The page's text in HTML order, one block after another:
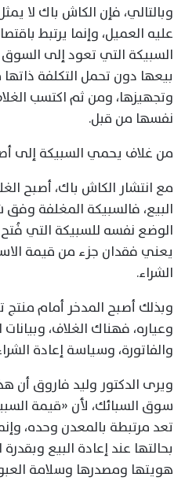
وبالتالي، فإن الكاش باك لا
عليه العميل، وإنما يرتبط
السبيكة التي تعود إلى السوق
بيعها دون تحمل التكلفة
وتجهيزها، ومن ثم اكتسب
نفسها من قبل.
من غلاف يحمي السبيكة إلى
مع انتشار الكاش باك، أصبح
البيع، فالسبيكة المغلفة
الوضع نفسه للسبيكة التي فُتح
يعني فقدان جزء من قيمة
الشراء.
وبذلك أصبح المدخر أمام منتج
وعياره، فهناك الغلاف،
والفاتورة، وسياسة إعادة
ويرى الدكتور وليد فاروق أن
سوق السبائك، لأن «قيمة
تعد مرتبطة بالمعدن وحده،
بحالتها عند إعادة البيع
هويتها ومصدرها وسلامة